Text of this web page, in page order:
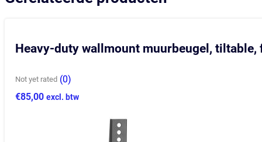
Heavy-duty wallmount muurbeugel, tiltable,
Not yet rated (0)
€85,00 excl. btw